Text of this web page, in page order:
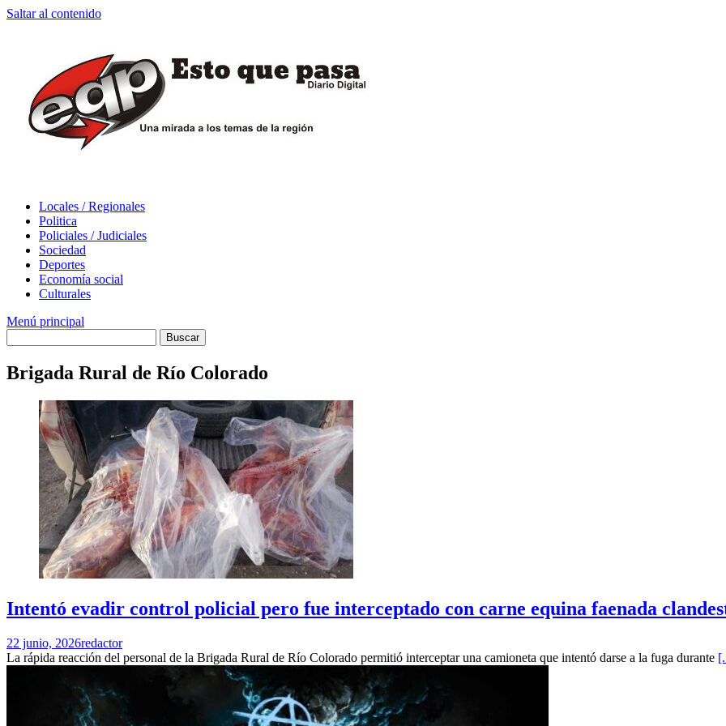
Saltar al contenido
Locales / Regionales
Politica
Policiales / Judiciales
Sociedad
Deportes
Economía social
Culturales
Menú principal
Brigada Rural de Río Colorado
Intentó evadir control policial pero fue interceptado con carne equina faenada
22 junio, 2026redactor
La rápida reacción del personal de la Brigada Rural de Río Colorado permitió interceptar una camioneta que intentó darse a la fuga durante